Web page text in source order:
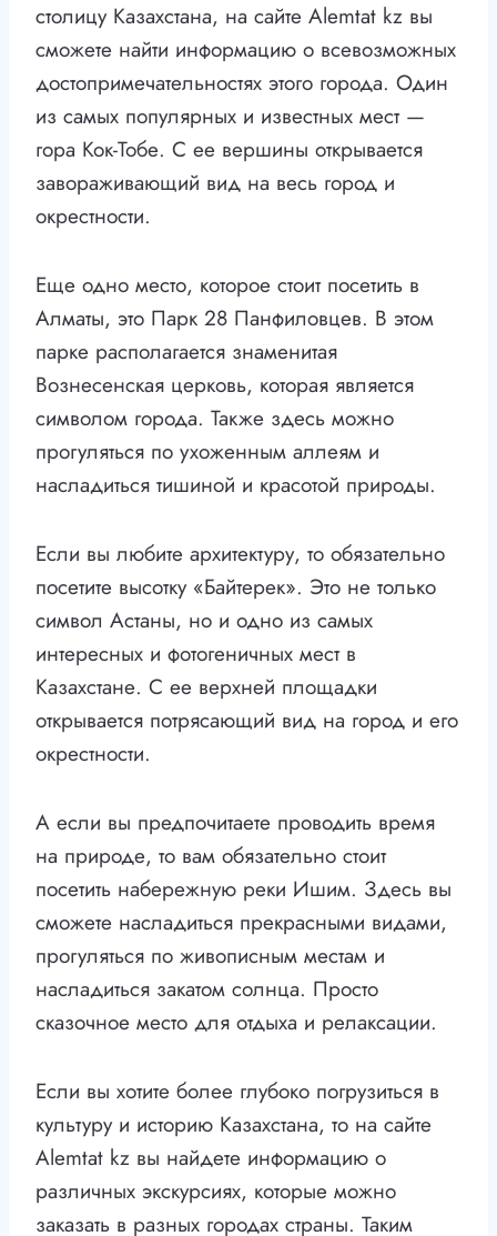
столицу Казахстана, на сайте Alemtat kz вы
сможете найти информацию о всевозможных
достопримечательностях этого города. Один
из самых популярных и известных мест —
гора Кок-Тобе. С ее вершины открывается
завораживающий вид на весь город и
окрестности.
Еще одно место, которое стоит посетить в
Алматы, это Парк 28 Панфиловцев. В этом
парке располагается знаменитая
Вознесенская церковь, которая является
символом города. Также здесь можно
прогуляться по ухоженным аллеям и
насладиться тишиной и красотой природы.
Если вы любите архитектуру, то обязательно
посетите высотку «Байтерек». Это не только
символ Астаны, но и одно из самых
интересных и фотогеничных мест в
Казахстане. С ее верхней площадки
открывается потрясающий вид на город и его
окрестности.
А если вы предпочитаете проводить время
на природе, то вам обязательно стоит
посетить набережную реки Ишим. Здесь вы
сможете насладиться прекрасными видами,
прогуляться по живописным местам и
насладиться закатом солнца. Просто
сказочное место для отдыха и релаксации.
Если вы хотите более глубоко погрузиться в
культуру и историю Казахстана, то на сайте
Alemtat kz вы найдете информацию о
различных экскурсиях, которые можно
заказать в разных городах страны. Таким